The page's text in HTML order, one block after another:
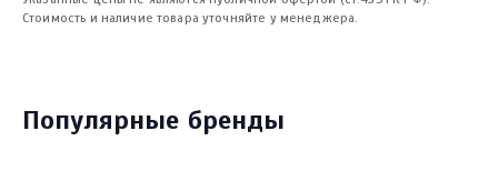
Стоимость и наличие товара уточняйте у менеджера.
Популярные бренды